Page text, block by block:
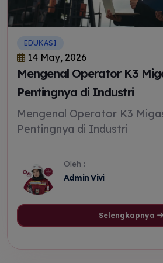
EDUKASI
14 May, 2026
Mengenal Operator K3
Pentingnya di Industri
Mengenal Operator K3
Pentingnya di Industri
Oleh :
Admin Vivi
Selengkapnya